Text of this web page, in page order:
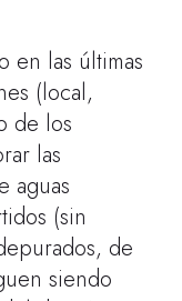
en las últimas
(local,
de los
las
aguas
(sin
de
siendo